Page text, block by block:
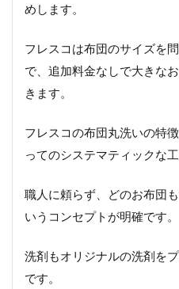
めします。
フレスコは布団のサイズを
で、追加料金なしで大きな
きます。
フレスコの布団丸洗いの特
ってのシステマティックな工
職人に頼らず、どのお布団
いうコンセプトが明確です。
洗剤もオリジナルの洗剤を
です。